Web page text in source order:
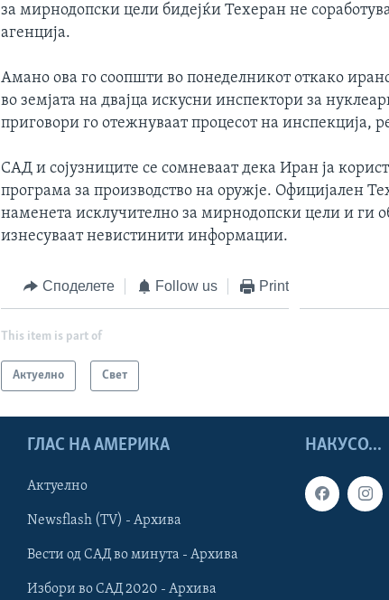
за мирнодопски цели бидејќи Техеран не
агенција.
Амано ова го соопшти во понеделникот откако
во земјата на двајца искусни инспектори за
приговори го отежнуваат процесот на инспекција,
САД и сојузниците се сомневаат дека Иран ја
програма за производство на оружје. Официјален
наменета исклучително за мирнодопски цели и ги
изнесуваат невистинити информации.
Споделете Follow us Print
This item is part of
Актуелно Свет
НАКУСО...
ГЛАС НА АМЕРИКА
Актуелно
Newsflash (TV) - Архива
Вести од САД во минута - Архива
Избори во САД 2020 - Архива